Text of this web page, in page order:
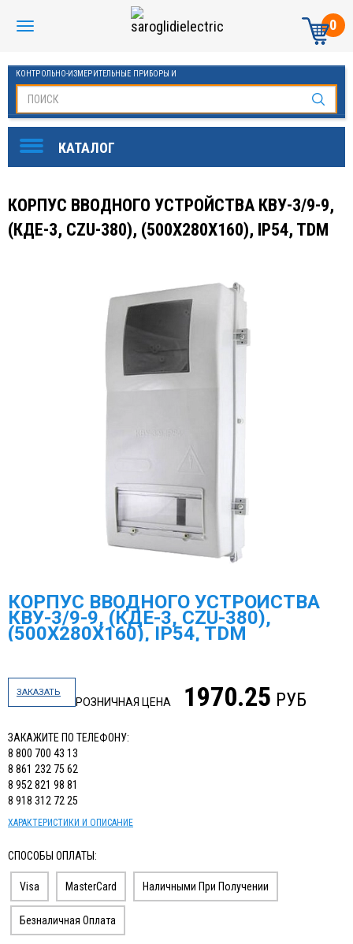
0
КОНТРОЛЬНО-ИЗМЕРИТЕЛЬНЫЕ ПРИБОРЫ И
КОРПУС ВВОДНОГО УСТРОЙСТВА КВУ-3/9-9,
(КДЕ-3, CZU-380), (500X280X160), IP54, TDM
КОРПУС ВВОДНОГО УСТРОЙСТВА
КВУ-3/9-9, (КДЕ-3, CZU-380),
(500X280X160), IP54, TDM
ЗАКАЗАТЬ
РОЗНИЧНАЯ ЦЕНА 1970.25 РУБ
ЗАКАЖИТЕ ПО ТЕЛЕФОНУ:
8 800 700 43 13
8 861 232 75 62
8 952 821 98 81
8 918 312 72 25
ХАРАКТЕРИСТИКИ И ОПИСАНИЕ
СПОСОБЫ ОПЛАТЫ:
Visa MasterCard Наличными При Получении
Безналичная Оплата